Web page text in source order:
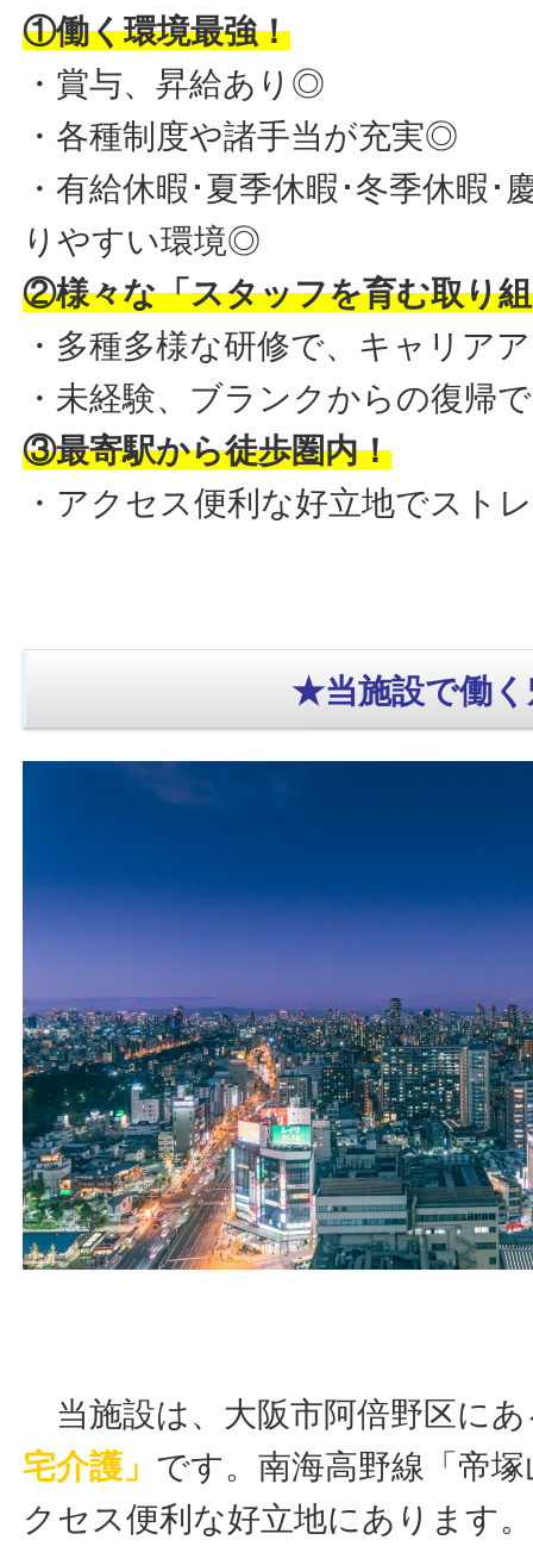
①働く環境最強！
・賞与、昇給あり◎
・各種制度や諸手当が充実◎
・有給休暇･夏季休暇･冬季休暇･
りやすい環境◎
②様々な「スタッフを育む取り
・多種多様な研修で、キャリア
・未経験、ブランクからの復帰
③最寄駅から徒歩圏内！
・アクセス便利な好立地でスト
★当施設で働
当施設は、大阪市阿倍野区にあ
宅介護」 です。南海高野線「帝
クセス便利な好立地にあります。